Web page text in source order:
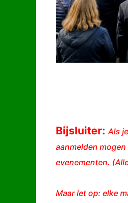
Bijsluiter: Als
aanmelden
evenementen.
Maar let op: elke